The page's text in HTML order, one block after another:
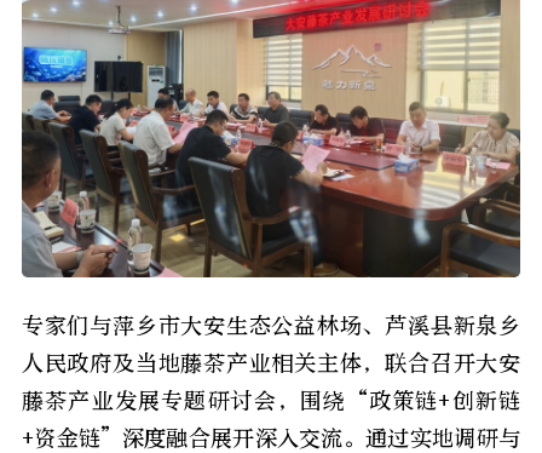
专家们与萍乡市大安生态公益林场、芦溪县新泉乡
人民政府及当地藤茶产业相关主体，联合召开大安
藤茶产业发展专题研讨会，围绕“政策链+创新链
+资金链”深度融合展开深入交流。通过实地调研与